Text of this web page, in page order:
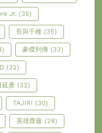
Jr. (35)
長與千種 (35)
豪傑列傳 (33)
(32)
延彥 (32)
TAJIRI (30)
英雄齋藤 (28)